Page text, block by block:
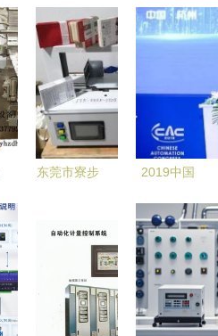
东莞市寮步
业供应高效
自动化控制
设备
2019中国
探讨自动化
于现在的技
术与未来的
前瞻